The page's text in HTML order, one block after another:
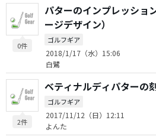
0件
パターのインプレッショ
ージデザイン）
ゴルフギア
2018/1/17（水）15:06
白鷺
2件
ベティナルディパターの
ゴルフギア
2017/11/12（日）12:11
よんた